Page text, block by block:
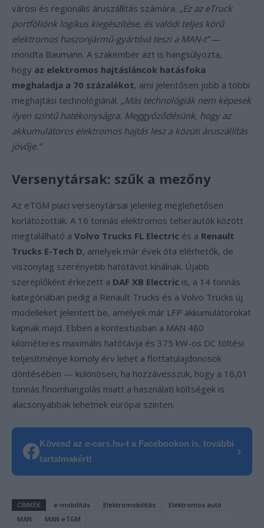
városi és regionális áruszállítás számára. „Ez az eTruck
portfóliónk logikus kiegészítése, és valódi teljes körű
elektromos haszonjármű-gyártóvá teszi a MAN-t”—
mondta Baumann. A szakember azt is hangsúlyozta,
hogy az elektromos hajtásláncok hatásfoka
meghaladja a 70 százalékot, ami jelentősen jobb a többi
meghajtási technológiánál. „Más technológiák nem képesek
ilyen szintű hatékonyságra. Meggyőződésünk, hogy az
akkumulátoros elektromos hajtás lesz a közúti áruszállítás
jövője.”
Versenytársak: szűk a mezőny
Az eTGM piaci versenytársai jelenleg meglehetősen
korlátozottak. A 16 tonnás elektromos teherautók között
megtalálható a Volvo Trucks FL Electric és a Renault
Trucks E-Tech D, amelyek már évek óta elérhetők, de
viszonylag szerényebb hatótávot kínálnak. Újabb
szereplőként érkezett a DAF XB Electric is, a 14 tonnás
kategóriában pedig a Renault Trucks és a Volvo Trucks új
modelleket jelentett be, amelyek már LFP akkumulátorokat
kapnak majd. Ebben a kontextusban a MAN 480
kilométeres maximális hatótávja és 375 kW-os DC töltési
teljesítménye komoly érv lehet a flottatulajdonosok
döntésében — különösen, ha hozzávesszük, hogy a 16,01
tonnás finomhangolás miatt a használati költségek is
alacsonyabbak lehetnek európai szinten.
Kövesd az e-cars.hu-t a Facebookon is, további
tartalmakért!
›
CÍMKÉK e-mobilitás Elektromobilitás
Elektromos autó
MAN
MAN eTGM